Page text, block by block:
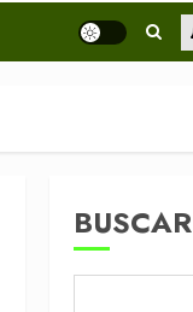
BUSCAR